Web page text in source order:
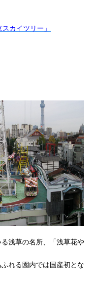
カイツリー」
浅草の名所、「浅草花や
れる園内では国産初とな